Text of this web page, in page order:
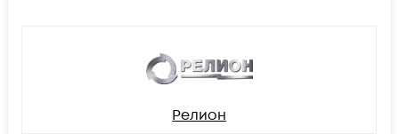
Релион